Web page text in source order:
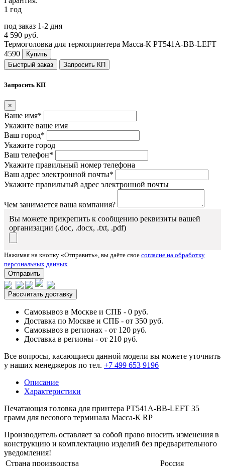
1 год
под заказ 1-2 дня
4 590 руб.
Термоголовка для термопринтера Масса-К PT541A-BB-LEFT
4590
Купить
Быстрый заказ
Запросить КП
Запросить КП
×
Ваше имя*
Укажите ваше имя
Ваш город*
Укажите город
Ваш телефон*
Укажите правильный номер телефона
Ваш адрес электронной почты*
Укажите правильный адрес электронной почты
Чем занимается ваша компания?
Вы можете прикрепить к сообщению реквизиты вашей
организации (.doc, .docx, .txt, .pdf)
Нажимая на кнопку «Отправить», вы даёте свое согласие на обработку
персональных данных
Отправить
Рассчитать доставку
Самовывоз в Москве и СПБ - 0 руб.
Доставка по Москве и СПБ - от 350 руб.
Самовывоз в регионах - от 120 руб.
Доставка в регионы - от 210 руб.
Все вопросы, касающиеся данной модели вы можете уточнить
у наших менеджеров по тел. +7 499 653 9196
Описание
Характеристики
Печатающая головка для принтера PT541A-BB-LEFT 35
грамм для весового терминала Масса-К RP
Производитель оставляет за собой право вносить изменения в
конструкцию и комплектацию изделий без предварительного
уведомления!
Страна производства
Россия